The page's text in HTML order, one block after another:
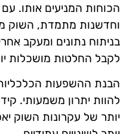
הכוחות המניעים אותו.
וחדשנות מתמדת, השוק
בניתוח נתונים ומעקב
לקבל החלטות מושכלות
הבנת ההשפעות
להוות יתרון משמעותי.
יותר של עקרונות השוק